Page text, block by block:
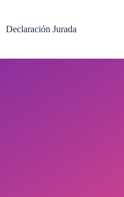
Declaración Jurada